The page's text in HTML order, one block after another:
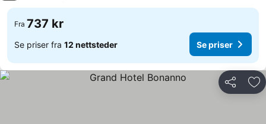
Fra 737 kr
Se priser fra 12 nettsteder Se priser
Del